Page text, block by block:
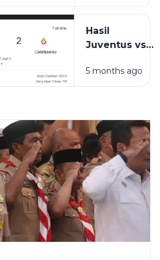
1 di Leg
Play-off
Hasil
Juventus vs
Menang 3-0,
Agregat 5-5
Waktu
5 months ago